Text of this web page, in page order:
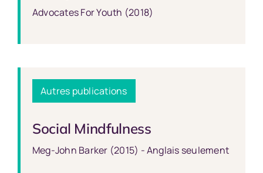
Advocates For Youth (2018)
Autres publications
Social Mindfulness
Meg-John Barker (2015) - Anglais seulement